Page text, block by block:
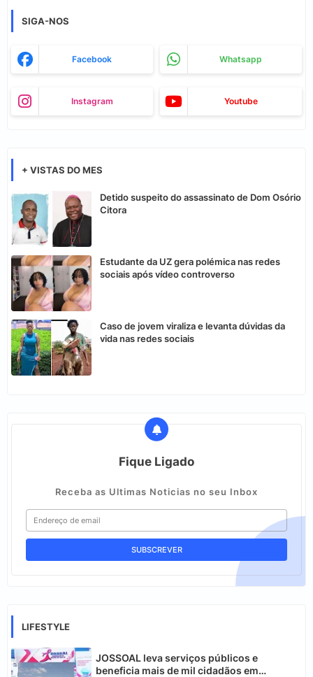
SIGA-NOS
Facebook Whatsapp
Instagram Youtube
+ VISTAS DO MES
Detido suspeito do assassinato de Dom Osório
Citora
Estudante da UZ gera polémica nas redes
sociais após vídeo controverso
Caso de jovem viraliza e levanta dúvidas da
vida nas redes sociais
Fique Ligado
Receba as Ultimas Noticias no seu Inbox
LIFESTYLE
JOSSOAL leva serviços públicos e
beneficia mais de mil cidadãos em